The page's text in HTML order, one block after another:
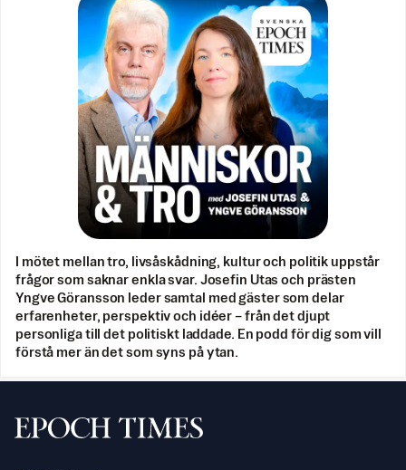
I mötet mellan tro, livsåskådning, kultur och politik uppstår
frågor som saknar enkla svar. Josefin Utas och prästen
Yngve Göransson leder samtal med gäster som delar
erfarenheter, perspektiv och idéer – från det djupt
personliga till det politiskt laddade. En podd för dig som vill
förstå mer än det som syns på ytan.
Svenska Epoch Times